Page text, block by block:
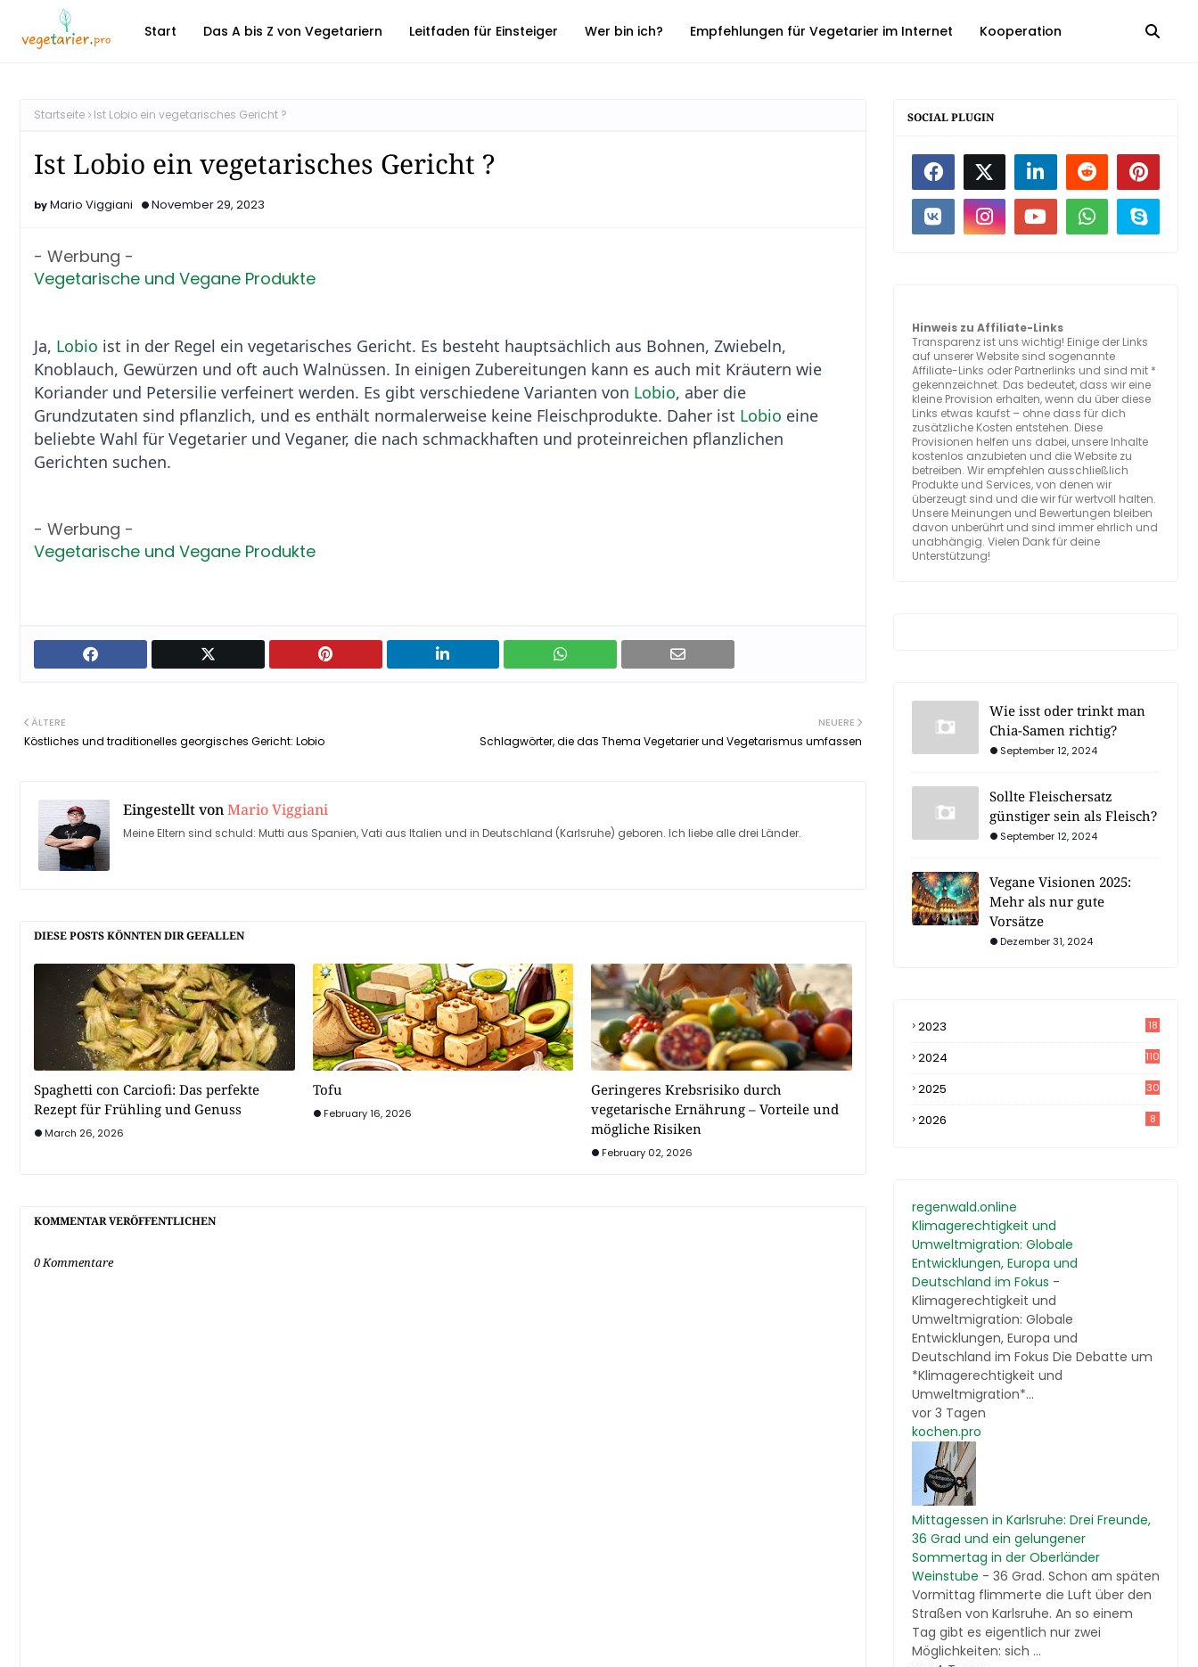
Start Das A bis Z von Vegetariern Leitfaden für Einsteiger Wer bin ich? Empfehlungen für Vegetarier im Internet Kooperation
Startseite Ist Lobio ein vegetarisches Gericht ?
Ist Lobio ein vegetarisches Gericht ?
Mario Viggiani November 29, 2023
- Werbung -
Vegetarische und Vegane Produkte
Ja, Lobio ist in der Regel ein vegetarisches Gericht. Es besteht hauptsächlich aus Bohnen, Zwiebeln,
Knoblauch, Gewürzen und oft auch Walnüssen. In einigen Zubereitungen kann es auch mit Kräutern wie
Koriander und Petersilie verfeinert werden. Es gibt verschiedene Varianten von Lobio, aber die
Grundzutaten sind pflanzlich, und es enthält normalerweise keine Fleischprodukte. Daher ist Lobio eine
beliebte Wahl für Vegetarier und Veganer, die nach schmackhaften und proteinreichen pflanzlichen
Gerichten suchen.
- Werbung -
Vegetarische und Vegane Produkte
NEUERE
Schlagwörter, die das Thema Vegetarier und Vegetarismus umfassen
ÄLTERE
Köstliches und traditionelles georgisches Gericht: Lobio
Eingestellt vonMario Viggiani
Meine Eltern sind schuld: Mutti aus Spanien, Vati aus Italien und in Deutschland (Karlsruhe) geboren. Ich liebe alle drei Länder.
DIESE POSTS KÖNNTEN DIR GEFALLEN
Spaghetti con Carciofi: Das perfekte
Rezept für Frühling und Genuss
March 26, 2026
Tofu
February 16, 2026
Geringeres Krebsrisiko durch
vegetarische Ernährung – Vorteile und
mögliche Risiken
February 02, 2026
KOMMENTAR VERÖFFENTLICHEN
0 Kommentare
SOCIAL PLUGIN
Hinweis zu Affiliate-Links
Transparenz ist uns wichtig! Einige der Links
auf unserer Website sind sogenannte
Affiliate-Links oder Partnerlinks und sind mit *
gekennzeichnet. Das bedeutet, dass wir eine
kleine Provision erhalten, wenn du über diese
Links etwas kaufst – ohne dass für dich
zusätzliche Kosten entstehen. Diese
Provisionen helfen uns dabei, unsere Inhalte
kostenlos anzubieten und die Website zu
betreiben. Wir empfehlen ausschließlich
Produkte und Services, von denen wir
überzeugt sind und die wir für wertvoll halten.
Unsere Meinungen und Bewertungen bleiben
davon unberührt und sind immer ehrlich und
unabhängig. Vielen Dank für deine
Unterstützung!
Wie isst oder trinkt man
Chia-Samen richtig?
September 12, 2024
Sollte Fleischersatz
günstiger sein als Fleisch?
September 12, 2024
Vegane Visionen 2025:
Mehr als nur gute
Vorsätze
Dezember 31, 2024
2023
18
2024 110
2025 30
2026 8
regenwald.online
Klimagerechtigkeit und
Umweltmigration: Globale
Entwicklungen, Europa und
Deutschland im Fokus -
Klimagerechtigkeit und
Umweltmigration: Globale
Entwicklungen, Europa und
Deutschland im Fokus Die Debatte um
*Klimagerechtigkeit und
Umweltmigration*...
vor 3 Tagen
kochen.pro
Mittagessen in Karlsruhe: Drei Freunde,
36 Grad und ein gelungener
Sommertag in der Oberländer
Weinstube - 36 Grad. Schon am späten
Vormittag flimmerte die Luft über den
Straßen von Karlsruhe. An so einem
Tag gibt es eigentlich nur zwei
Möglichkeiten: sich ...